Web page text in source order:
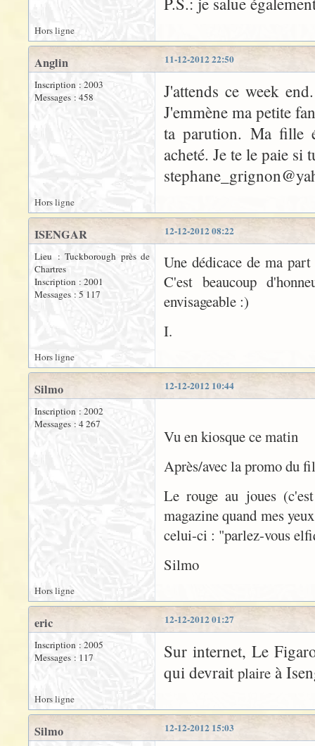
Hors ligne
11-12-2012 22:50
Anglin
Inscription : 2003
Messages : 458
J'attends ce week
J'emmène ma petite
ta parution. Ma fille
acheté. Je te le paie si
Hors ligne
12-12-2012 08:22
ISENGAR
Lieu : Tuckborough près de
Chartres
Inscription : 2001
Messages : 5 117
Une dédicace de ma
C'est beaucoup
envisageable :)
I.
Hors ligne
12-12-2012 10:44
Silmo
Inscription : 2002
Messages : 4 267
Vu en kiosque ce matin
Après/avec la promo du
Le rouge au joues
magazine quand mes
celui-ci : "parlez-vous
Silmo
Hors ligne
12-12-2012 01:27
eric
Inscription : 2005
Messages : 117
Sur internet, Le
qui devraitplaire à
Hors ligne
12-12-2012 15:03
Silmo